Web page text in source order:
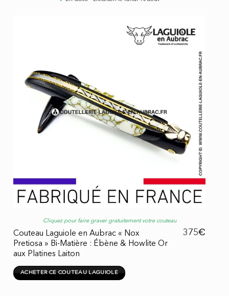
Cliquez pour faire graver gratuitement votre couteau
Couteau Laguiole en Aubrac « Nox
Pretiosa » Bi-Matière : Ébène & Howlite Or
aux Platines Laiton
375€
ACHETER CE COUTEAU LAGUIOLE